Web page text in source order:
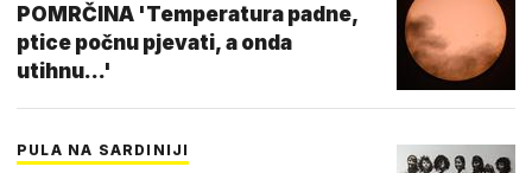
POMRČINA 'Temperatura padne,
ptice počnu pjevati, a onda
utihnu...'
PULA NA SARDINIJI